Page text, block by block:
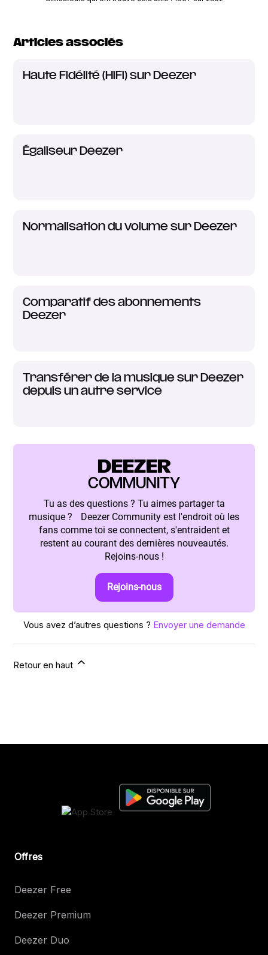
Articles associés
Haute Fidélité (HiFi) sur Deezer
Égaliseur Deezer
Normalisation du volume sur Deezer
Comparatif des abonnements
Deezer
Transférer de la musique sur Deezer
depuis un autre service
DEEZER
COMMUNITY
Tu as des questions ? Tu aimes partager ta
musique ? Deezer Community est l'endroit où les
fans comme toi se connectent, s'entraident et
restent au courant des dernières nouveautés.
Rejoins-nous !
Rejoins-nous
Vous avez d’autres questions ? Envoyer une demande
Retour en haut
Offres
Deezer Free
Deezer Premium
Deezer Duo